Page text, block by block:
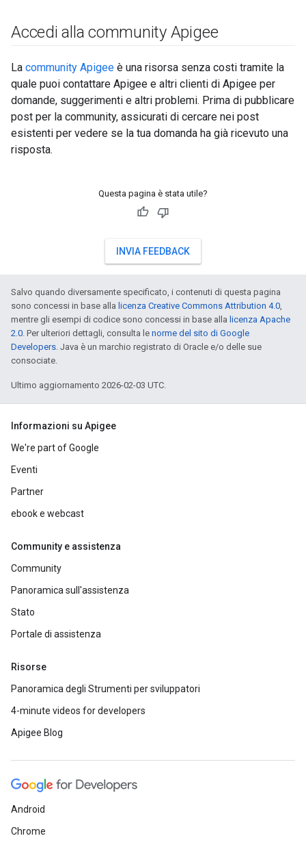
Accedi alla community Apigee
La community Apigee è una risorsa senza costi tramite la
quale puoi contattare Apigee e altri clienti di Apigee per
domande, suggerimenti e altri problemi. Prima di pubblicare
post per la community, assicurati di cercare nei post
esistenti per vedere se la tua domanda ha già ricevuto una
risposta.
Questa pagina è stata utile?
INVIA FEEDBACK
Salvo quando diversamente specificato, i contenuti di questa pagina
sono concessi in base alla licenza Creative Commons Attribution 4.0,
mentre gli esempi di codice sono concessi in base alla licenza Apache
2.0. Per ulteriori dettagli, consulta le norme del sito di Google
Developers. Java è un marchio registrato di Oracle e/o delle sue
consociate.
Ultimo aggiornamento 2026-02-03 UTC.
Informazioni su Apigee
We're part of Google
Eventi
Partner
ebook e webcast
Community e assistenza
Community
Panoramica sull'assistenza
Stato
Portale di assistenza
Risorse
Panoramica degli Strumenti per sviluppatori
4-minute videos for developers
Apigee Blog
Android
Chrome